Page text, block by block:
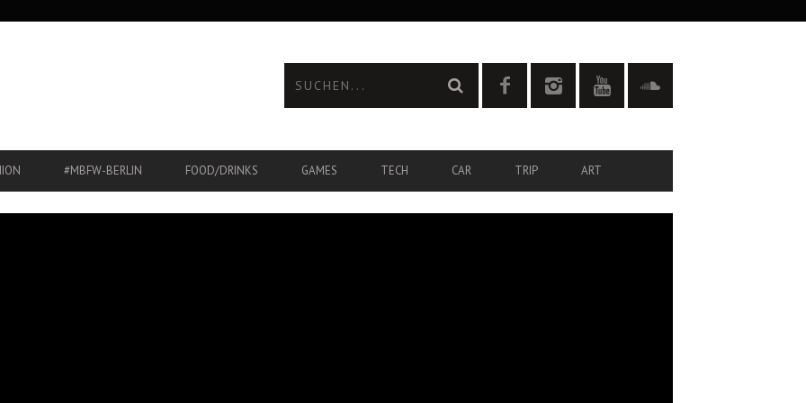
#MBFW-BERLIN FOOD/DRINKS GAMES TECH CAR TRIP ART